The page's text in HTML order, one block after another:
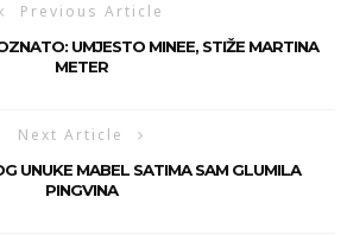
Previous Article
UMJESTO MINEE, STIŽE MARTINA
METER
Next Article
UNUKE MABEL SATIMA SAM GLUMILA
PINGVINA